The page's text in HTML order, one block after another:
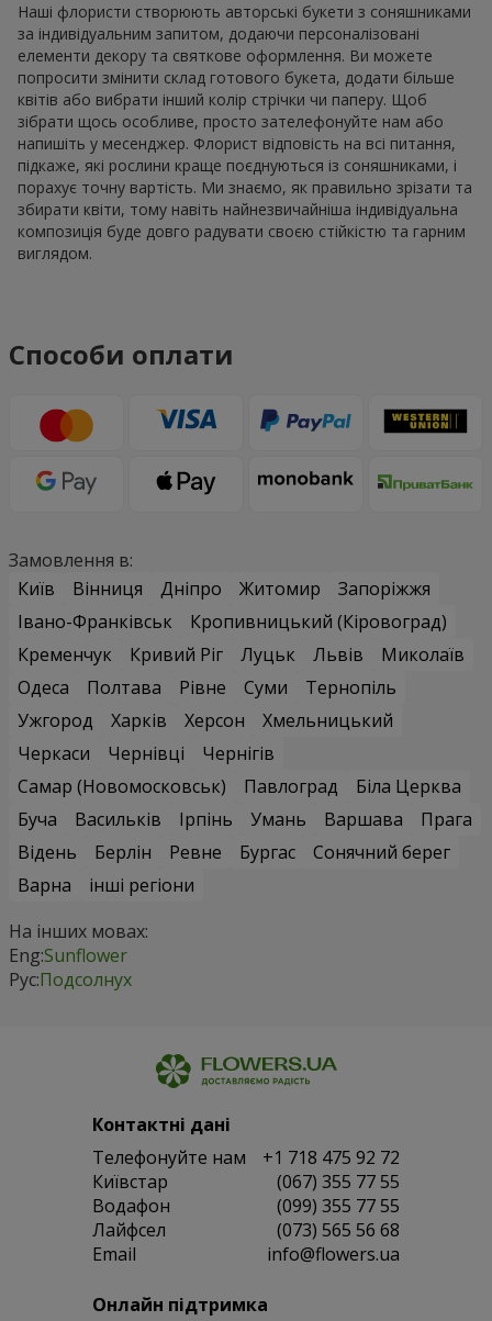
Наші флористи створюють авторські букети з соняшниками
за індивідуальним запитом, додаючи персоналізовані
елементи декору та святкове оформлення. Ви можете
попросити змінити склад готового букета, додати більше
квітів або вибрати інший колір стрічки чи паперу. Щоб
зібрати щось особливе, просто зателефонуйте нам або
напишіть у месенджер. Флорист відповість на всі питання,
підкаже, які рослини краще поєднуються із соняшниками, і
порахує точну вартість. Ми знаємо, як правильно зрізати та
збирати квіти, тому навіть найнезвичайніша індивідуальна
композиція буде довго радувати своєю стійкістю та гарним
виглядом.
Способи оплати
Замовлення в:
Київ
Вінниця Дніпро Житомир
Запоріжжя
Івано-Франківськ
Кропивницький (Кіровоград)
Кременчук
Кривий Ріг Луцьк Львів
Миколаїв
Одеса
Полтава Рівне Суми
Тернопіль
Ужгород
Харків Херсон
Хмельницький
Черкаси
Чернівці
Чернігів
Самар (Новомосковськ)
Павлоград
Біла Церква
Буча
Васильків Ірпінь Умань Варшава
Прага
Відень
Берлін Ревне Бургас
Сонячний берег
Варна
інші регіони
На інших мовах:
Eng:Sunflower
Рус:Подсолнух
Контактні дані
Телефонуйте нам
+1 718 475 92 72
Київстар
(067) 355 77 55
Водафон
(099) 355 77 55
Лайфсел
(073) 565 56 68
Email
info@flowers.ua
Онлайн підтримка